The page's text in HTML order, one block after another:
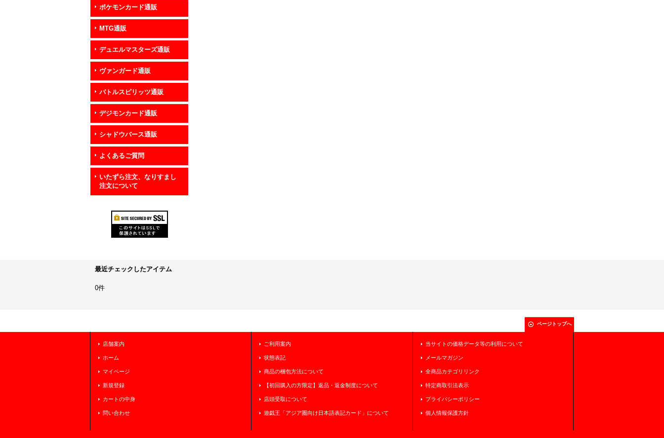
ポケモンカード通販
MTG通販
デュエルマスターズ通販
ヴァンガード通販
バトルスピリッツ通販
デジモンカード通販
シャドウバース通販
よくあるご質問
いたずら注文、なりすまし
注文について
最近チェックしたアイテム
0件
ページトップへ
店舗案内
ホーム
マイページ
新規登録
カートの中身
問い合わせ
ご利用案内
状態表記
商品の梱包方法について
【初回購入の方限定】返品・返金制度について
店頭受取について
遊戯王「アジア圏向け日本語表記カード」について
当サイトの価格データ等の利用について
メールマガジン
全商品カテゴリリンク
特定商取引法表示
プライバシーポリシー
個人情報保護方針